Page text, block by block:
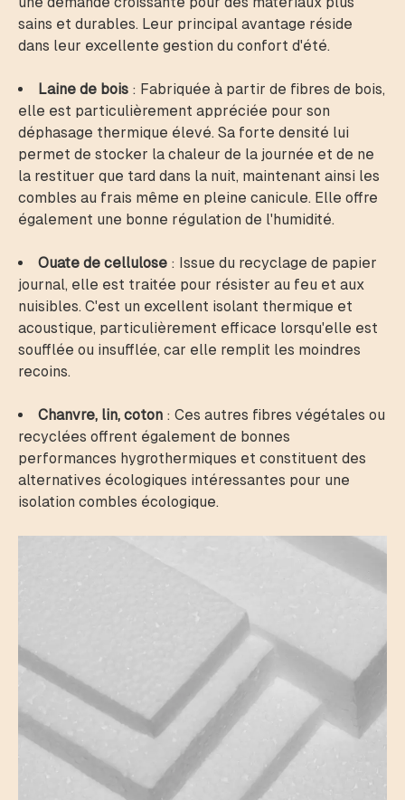
sains et durables. Leur principal avantage réside
dans leur excellente gestion du confort d'été.
Laine de bois : Fabriquée à partir de fibres de bois,
elle est particulièrement appréciée pour son
déphasage thermique élevé. Sa forte densité lui
permet de stocker la chaleur de la journée et de ne
la restituer que tard dans la nuit, maintenant ainsi les
combles au frais même en pleine canicule. Elle offre
également une bonne régulation de l'humidité.
Ouate de cellulose : Issue du recyclage de papier
journal, elle est traitée pour résister au feu et aux
nuisibles. C'est un excellent isolant thermique et
acoustique, particulièrement efficace lorsqu'elle est
soufflée ou insufflée, car elle remplit les moindres
recoins.
Chanvre, lin, coton : Ces autres fibres végétales ou
recyclées offrent également de bonnes
performances hygrothermiques et constituent des
alternatives écologiques intéressantes pour une
isolation combles écologique.